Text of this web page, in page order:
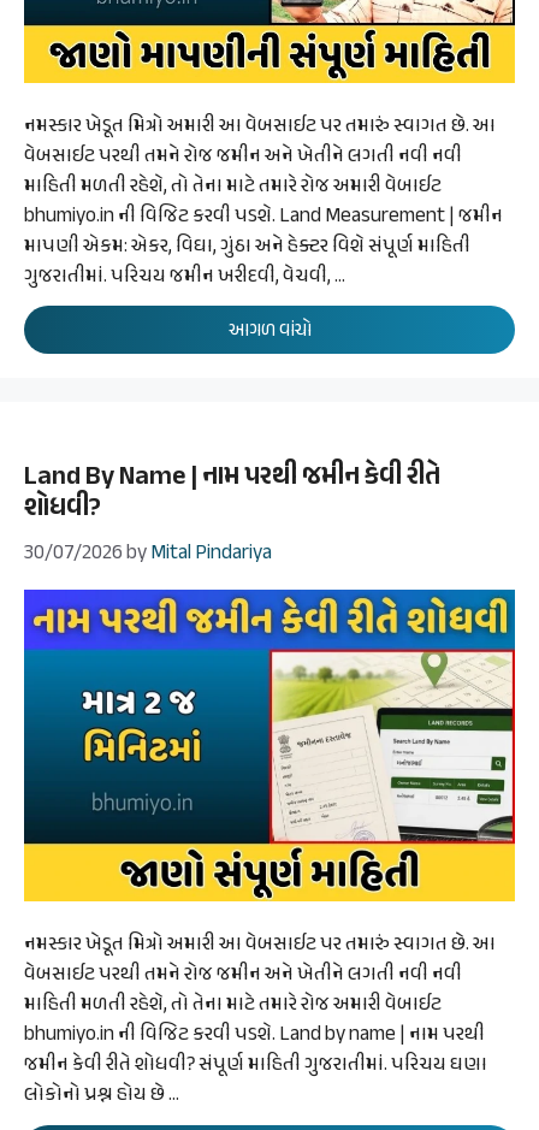
નમસ્કાર ખેડૂત મિત્રો અમારી આ વેબસાઈટ પર તમારું સ્વાગત છે. આ
વેબસાઈટ પરથી તમને રોજ જમીન અને ખેતીને લગતી નવી નવી
માહિતી મળતી રહેશે, તો તેના માટે તમારે રોજ અમારી વેબાઈટ
bhumiyo.in ની વિજિટ કરવી પડશે. Land Measurement | જમીન
માપણી એકમ: એકર, વિઘા, ગુંઠા અને હેક્ટર વિશે સંપૂર્ણ માહિતી
ગુજરાતીમાં. પરિચય જમીન ખરીદવી, વેચવી, …
આગળ વાંચો
Land By Name | નામ પરથી જમીન કેવી રીતે
શોધવી?
30/07/2026byMital Pindariya
નમસ્કાર ખેડૂત મિત્રો અમારી આ વેબસાઈટ પર તમારું સ્વાગત છે. આ
વેબસાઈટ પરથી તમને રોજ જમીન અને ખેતીને લગતી નવી નવી
માહિતી મળતી રહેશે, તો તેના માટે તમારે રોજ અમારી વેબાઈટ
bhumiyo.in ની વિજિટ કરવી પડશે. Land by name | નામ પરથી
જમીન કેવી રીતે શોધવી? સંપૂર્ણ માહિતી ગુજરાતીમાં. પરિચય ઘણા
લોકોનો પ્રશ્ન હોય છે …